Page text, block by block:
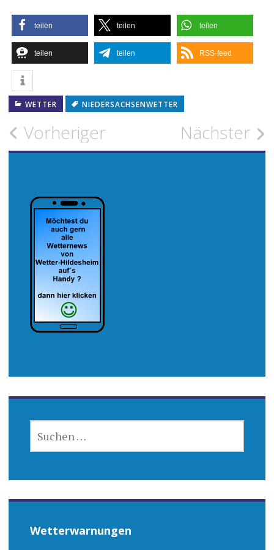
teilen teilen teilen
teilen teilen RSS-feed
WETTER NIEDERSACHSENWETTER
Beitragsnavigation
Vorheriger Nächster
NACH:
Wetterwarnungen